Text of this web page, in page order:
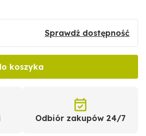
Sprawdź dostępność
koszyka
Odbiór zakupów 24/7